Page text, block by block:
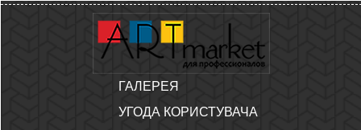
ГАЛЕРЕЯ
УГОДА КОРИСТУВАЧА